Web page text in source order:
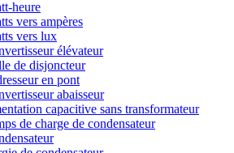
heure
vers ampères
vers lux
élévateur
de disjoncteur
en pont
abaisseur
capacitive sans transformateur
de charge de condensateur